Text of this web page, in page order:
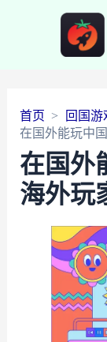
首页
回国游
在国外能玩中
在国外
海外玩